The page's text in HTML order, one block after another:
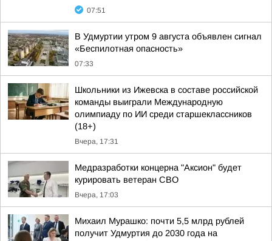
07:51
В Удмуртии утром 9 августа объявлен сигнал
«Беспилотная опасность»
07:33
Школьники из Ижевска в составе российской
команды выиграли Международную
олимпиаду по ИИ среди старшеклассников
(18+)
Вчера, 17:31
Медразработки концерна "Аксион" будет
курировать ветеран СВО
Вчера, 17:03
Михаил Мурашко: почти 5,5 млрд рублей
получит Удмуртия до 2030 года на